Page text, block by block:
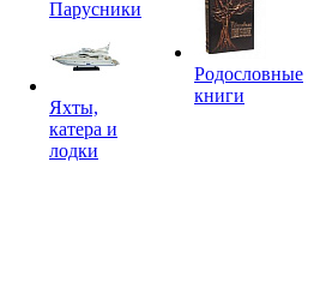
Парусники
Яхты,
катера и
лодки
Родословные
книги